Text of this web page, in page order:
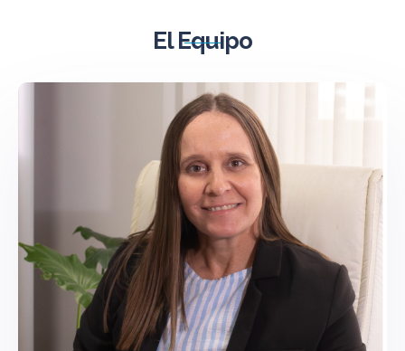
El Equipo